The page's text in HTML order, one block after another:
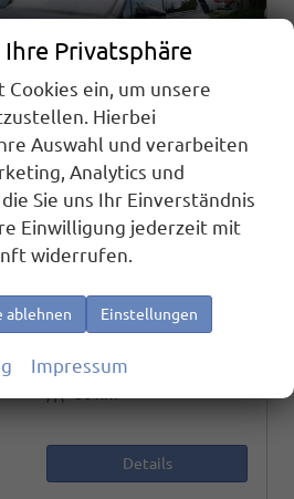
AußenfarbeSiliziumgrau Matt
Details
Privatsphäre
ein, um unsere
Hierbei
Auswahl und verarbeiten
Analytics und
Sie uns Ihr Einverständnis
Einwilligung jederzeit mit
widerrufen.
ablehnen Einstellungen
Impressum